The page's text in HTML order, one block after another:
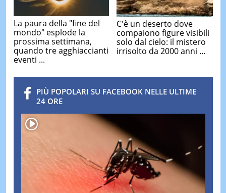
La paura della "fine del
mondo" esplode la
prossima settimana,
quando tre agghiaccianti
eventi ...
C'è un deserto dove
compaiono figure visibili
solo dal cielo: il mistero
irrisolto da 2000 anni ...
PIÙ POPOLARI SU FACEBOOK NELLE ULTIME
24 ORE